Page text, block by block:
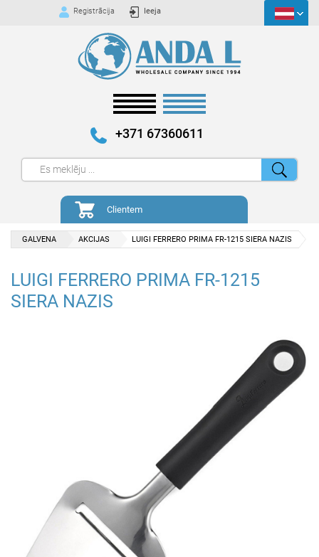
Registrācija Ieeja
+371 67360611
Clientem
GALVENA AKCIJAS LUIGI FERRERO PRIMA FR-1215 SIERA NAZIS
LUIGI FERRERO PRIMA FR-1215
SIERA NAZIS